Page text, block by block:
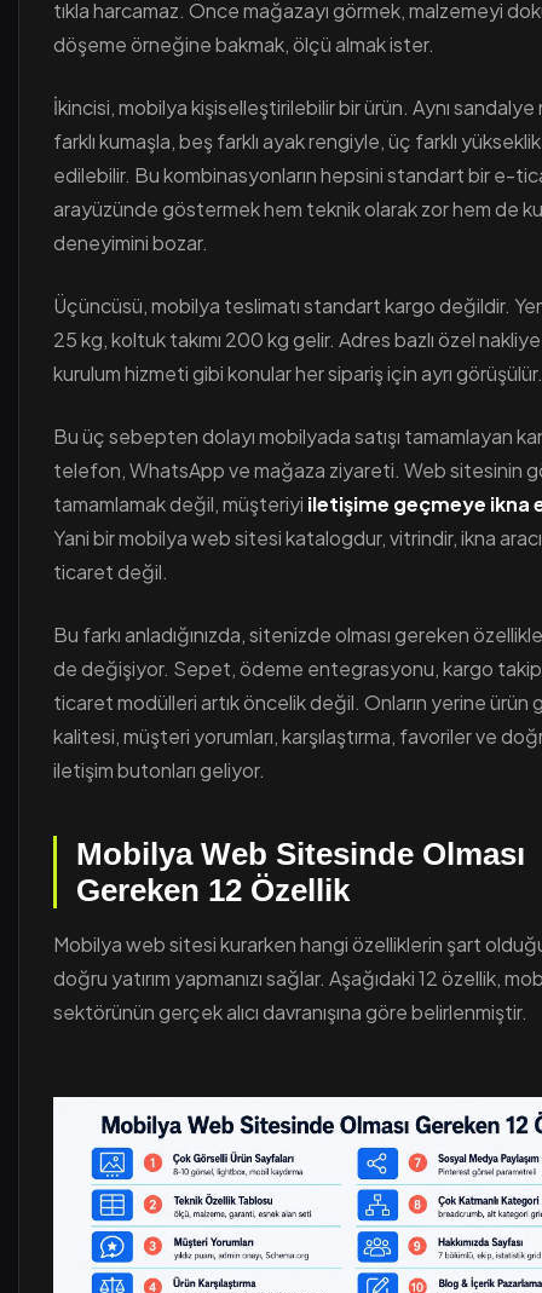
tıkla harcamaz. Önce mağazayı görmek, malzemeyi
döşeme örneğine bakmak, ölçü almak ister.
İkincisi, mobilya kişiselleştirilebilir bir ürün. Aynı
farklı kumaşla, beş farklı ayak rengiyle, üç farklı
edilebilir. Bu kombinasyonların hepsini standart bir e-
arayüzünde göstermek hem teknik olarak zor hem de
deneyimini bozar.
Üçüncüsü, mobilya teslimatı standart kargo değildir.
25 kg, koltuk takımı 200 kg gelir. Adres bazlı özel
kurulum hizmeti gibi konular her sipariş için ayrı görüşülür.
Bu üç sebepten dolayı mobilyada satışı tamamlayan
telefon, WhatsApp ve mağaza ziyareti. Web sitesinin
tamamlamak değil, müşteriyi iletişime geçmeye ikna
Yani bir mobilya web sitesi katalogdur, vitrindir, ikna
ticaret değil.
Bu farkı anladığınızda, sitenizde olması gereken
de değişiyor. Sepet, ödeme entegrasyonu, kargo
ticaret modülleri artık öncelik değil. Onların yerine ürün
kalitesi, müşteri yorumları, karşılaştırma, favoriler ve
iletişim butonları geliyor.
Mobilya Web Sitesinde Olması
Gereken 12 Özellik
Mobilya web sitesi kurarken hangi özelliklerin şart
doğru yatırım yapmanızı sağlar. Aşağıdaki 12 özellik,
sektörünün gerçek alıcı davranışına göre belirlenmiştir.